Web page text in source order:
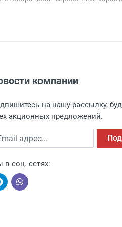
г. Москва,
о поступлении
пункт выдачи, чтобы
компании
на нашу рассылку,
акционных предложений.
адрес
в соц. сетях: